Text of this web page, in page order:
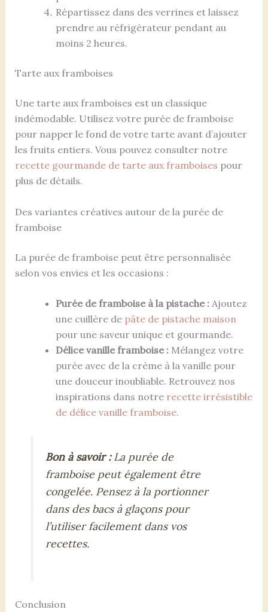
Répartissez dans des verrines et laissez
prendre au réfrigérateur pendant au
moins 2 heures.
Tarte aux framboises
Une tarte aux framboises est un classique
indémodable. Utilisez votre purée de framboise
pour napper le fond de votre tarte avant d’ajouter
les fruits entiers. Vous pouvez consulter notre
recette gourmande de tarte aux framboises pour
plus de détails.
Des variantes créatives autour de la purée de
framboise
La purée de framboise peut être personnalisée
selon vos envies et les occasions :
Purée de framboise à la pistache :Ajoutez
une cuillère de pâte de pistache maison
pour une saveur unique et gourmande.
Délice vanille framboise :Mélangez votre
purée avec de la crème à la vanille pour
une douceur inoubliable. Retrouvez nos
inspirations dans notre recette irrésistible
de délice vanille framboise.
Bon à savoir :La purée de
framboise peut également être
congelée. Pensez à la portionner
dans des bacs à glaçons pour
l’utiliser facilement dans vos
recettes.
Conclusion